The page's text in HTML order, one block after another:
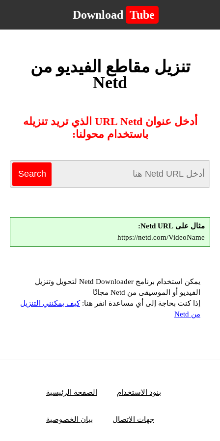
Download Tube
تنزيل مقاطع الفيديو من
Netd
أدخل عنوان URL Netd الذي تريد تنزيله
باستخدام محولنا:
مثال على Netd URL:
https://netd.com/VideoName
يمكن استخدام برنامج Netd Downloader لتحويل وتنزيل
الفيديو أو الموسيقى من Netd مجانًا
إذا كنت بحاجة إلى أي مساعدة انقر هنا:كيف يمكنني التنزيل
من Netd
الصفحة الرئيسية بنود الاستخدام
بيان الخصوصية جهات الاتصال